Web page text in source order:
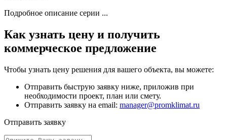
Подробное описание серии ...
Как узнать цену и получить
коммерческое предложение
Чтобы узнать цену решения для вашего объекта, вы можете:
Отправить быструю заявку ниже, приложив при
необходимости проект, план или смету.
Отправить заявку на email: manager@promklimat.ru
Отправить заявку